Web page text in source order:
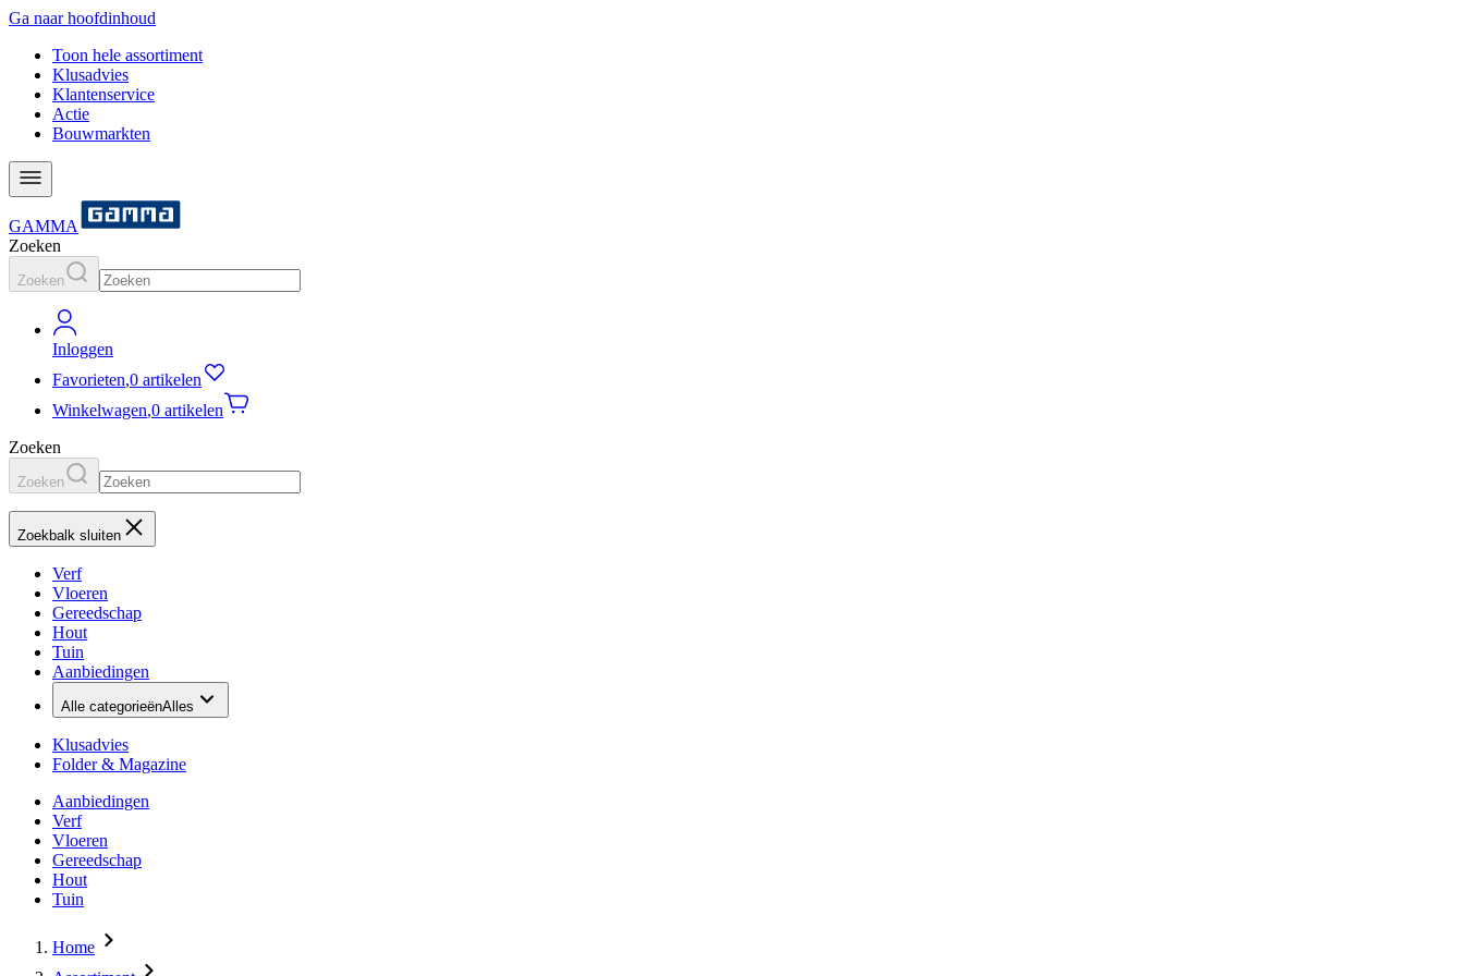
Ga naar hoofdinhoud
Toon hele assortiment
Klusadvies
Klantenservice
Actie
Bouwmarkten
GAMMA
Zoeken
Zoeken
Inloggen
Favorieten,0 artikelen
Winkelwagen,0 artikelen
Zoeken
Zoeken
Zoekbalk sluiten
Verf
Vloeren
Gereedschap
Hout
Tuin
Aanbiedingen
Alle categorieënAlles
Klusadvies
Folder & Magazine
Aanbiedingen
Verf
Vloeren
Gereedschap
Hout
Tuin
Home